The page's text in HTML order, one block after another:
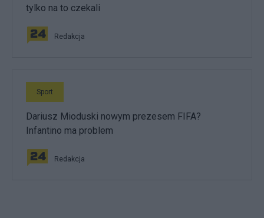
tylko na to czekali
Redakcja
Sport
Dariusz Mioduski nowym prezesem FIFA?
Infantino ma problem
Redakcja